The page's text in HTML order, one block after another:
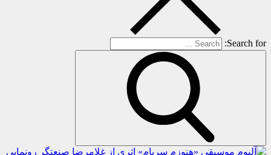
Search for: